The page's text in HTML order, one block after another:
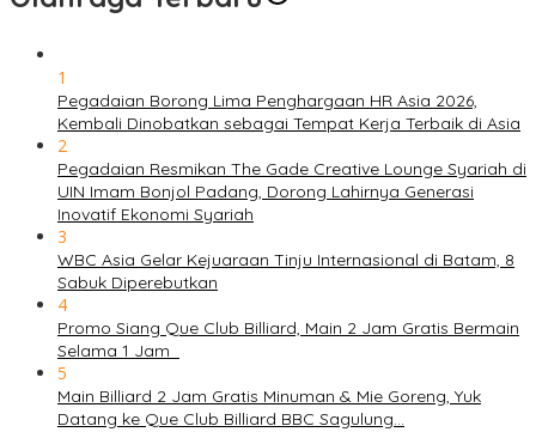
1
Pegadaian Borong Lima Penghargaan HR Asia 2026,
Kembali Dinobatkan sebagai Tempat Kerja Terbaik di Asia
2
Pegadaian Resmikan The Gade Creative Lounge Syariah di
UIN Imam Bonjol Padang, Dorong Lahirnya Generasi
Inovatif Ekonomi Syariah
3
WBC Asia Gelar Kejuaraan Tinju Internasional di Batam, 8
Sabuk Diperebutkan
4
Promo Siang Que Club Billiard, Main 2 Jam Gratis Bermain
Selama 1 Jam
5
Main Billiard 2 Jam Gratis Minuman & Mie Goreng, Yuk
Datang ke Que Club Billiard BBC Sagulung…